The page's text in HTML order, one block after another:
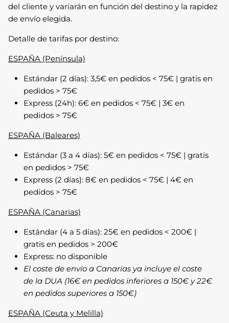
Pantalones
Algodón Reciclado
del cliente y variarán en función del destino y la rapidez
de envío elegida.
Detalle de tarifas por destino:
ESPAÑA (Península)
Estándar (2 días): 3,5€ en pedidos < 75€ | gratis en
pedidos > 75€
Express (24h): 6€ en pedidos < 75€ | 3€ en
pedidos > 75€
ESPAÑA (Baleares)
Estándar (3 a 4 días): 5€ en pedidos < 75€ | gratis
en pedidos > 75€
Express (2 días): 8€ en pedidos < 75€ | 4€ en
pedidos > 75€
ESPAÑA (Canarias)
Estándar (4 a 5 días): 25€ en pedidos < 200€ |
gratis en pedidos > 200€
Express: no disponible
El coste de envío a Canarias ya incluye el coste
de la DUA (16€ en pedidos inferiores a 150€ y 22€
en pedidos superiores a 150€)
ESPAÑA (Ceuta y Melilla)